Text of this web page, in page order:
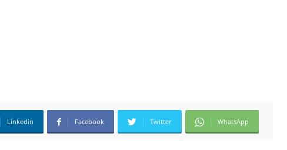
Linkedin Facebook Twitter WhatsApp